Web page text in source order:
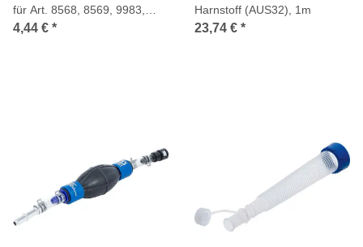
für Art. 8568, 8569, 9983,
9984
4,44 € *
Harnstoff (AUS32), 1m
23,74 € *